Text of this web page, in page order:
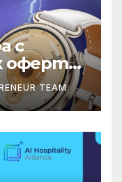
с
оферти
TEAM